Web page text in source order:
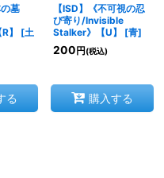
の墓
】
[土
る
【ISD】《不可視の忍
び寄り/Invisible
Stalker》【U】
[青]
200 円 (税込)
購入する